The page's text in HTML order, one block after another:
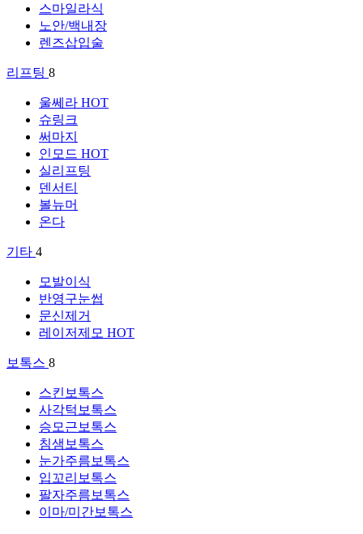
스마일라식
노안/백내장
렌즈삽입술
리프팅 8
울쎄라 HOT
슈링크
써마지
인모드 HOT
실리프팅
덴서티
볼뉴머
온다
기타 4
모발이식
반영구눈썹
문신제거
레이저제모 HOT
보톡스 8
스킨보톡스
사각턱보톡스
승모근보톡스
침샘보톡스
눈가주름보톡스
입꼬리보톡스
팔자주름보톡스
이마/미간보톡스